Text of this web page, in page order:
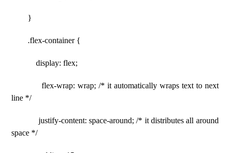
}
.flex-container {
display: flex;
flex-wrap: wrap; /* it automatically wraps text to next
line */
justify-content: space-around; /* it distributes all around
space */